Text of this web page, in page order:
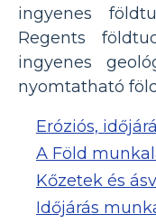
ingyenes
Regents
ingyenes
nyomtatható
Eróziós,
A Föld
Kőzetek és
Időjárás